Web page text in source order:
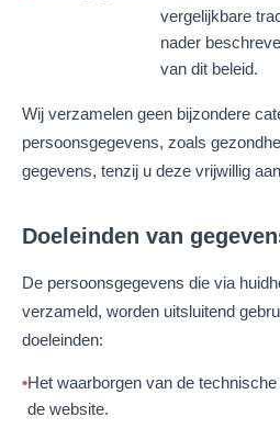
vergelijkbare
nader
van dit beleid.
Wij verzamelen geen bijzondere
persoonsgegevens, zoals
gegevens, tenzij u deze vrijwillig
Doeleinden van
De persoonsgegevens die via
verzameld, worden uitsluitend
doeleinden:
Het waarborgen van de
de website.